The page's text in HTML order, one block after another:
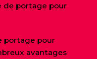
de portage pour
portage pour
avantages